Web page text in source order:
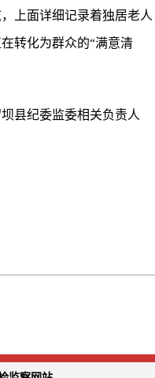
上面详细记录着独居老人
转化为群众的“满意清
县纪委监委相关负责人